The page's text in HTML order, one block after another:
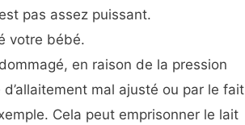
pas assez puissant.
votre bébé.
en raison de la pression
mal ajusté ou par le fait
Cela peut emprisonner le lait